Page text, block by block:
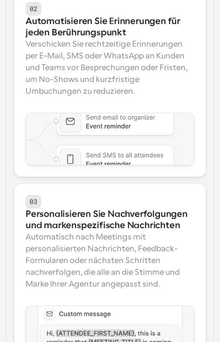
02
Automatisieren Sie Erinnerungen für
jeden Berührungspunkt
Verschicken Sie rechtzeitige Erinnerungen
per E-Mail, SMS oder WhatsApp an Kunden
und Teams vor Besprechungen oder Fristen,
um No-Shows und kurzfristige
Umbuchungen zu reduzieren.
03
Personalisieren Sie Nachverfolgungen
und markenspezifische Nachrichten
Automatisch nach Meetings mit
personalisierten Nachrichten, Feedback-
Formularen oder nächsten Schritten
nachverfolgen, die alle an die Stimme und
Marke Ihrer Agentur angepasst sind.